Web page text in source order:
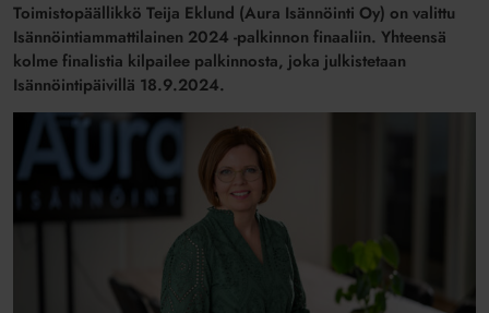
Toimistopäällikkö Teija Eklund (Aura Isännöinti Oy) on valittu
Isännöintiammattilainen 2024 -palkinnon finaaliin. Yhteensä
kolme finalistia kilpailee palkinnosta, joka julkistetaan
Isännöintipäivillä 18.9.2024.